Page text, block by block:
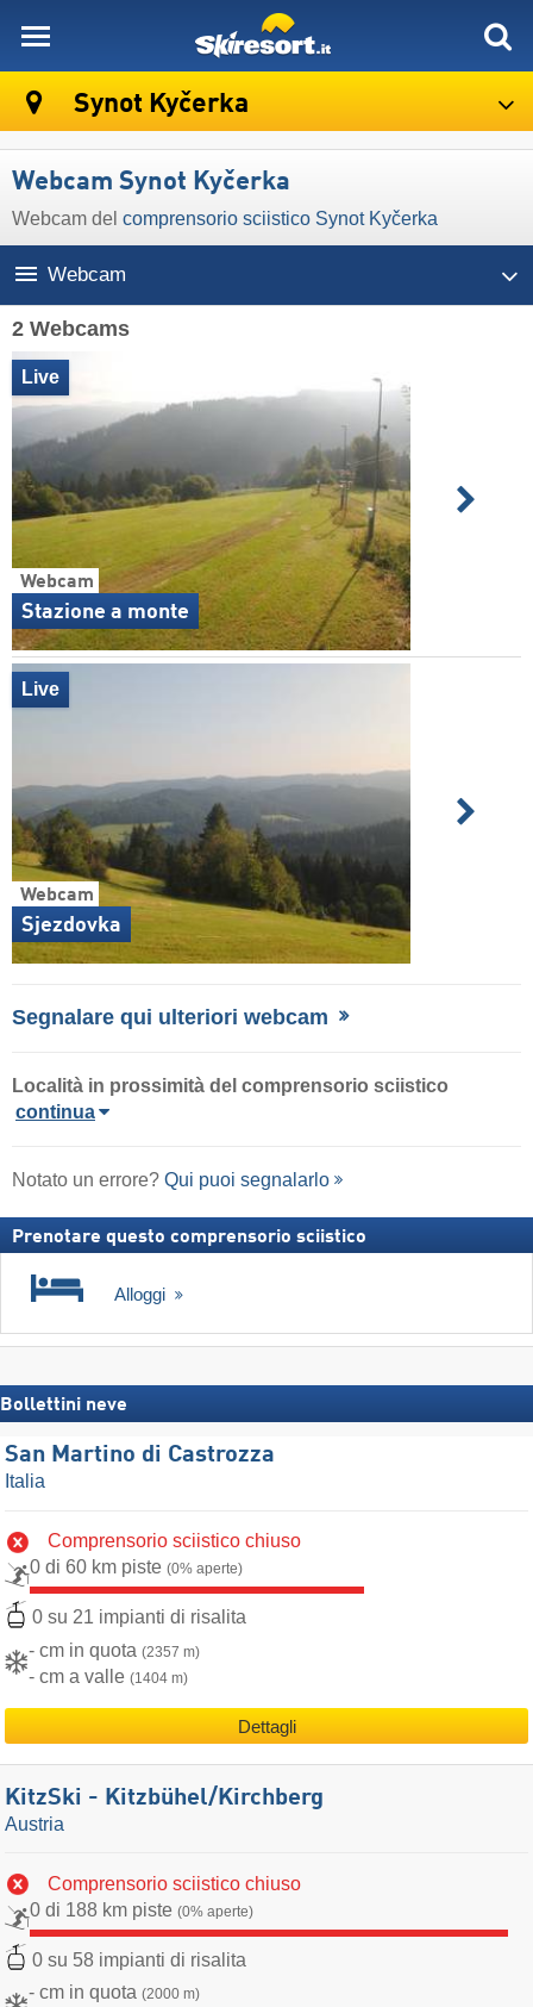
Synot Kyčerka
Webcam Synot Kyčerka
Webcam del comprensorio sciistico Synot Kyčerka
Webcam
2 Webcams
Webcam
Stazione a monte
Live
Webcam
Sjezdovka
Live
Segnalare qui ulteriori webcam
Località in prossimità del comprensorio sciistico
continua
Notato un errore? Qui puoi segnalarlo
Prenotare questo comprensorio sciistico
Alloggi
Bollettini neve
San Martino di Castrozza
Italia
Comprensorio sciistico chiuso
0 di 60 km piste (0% aperte)
0 su 21 impianti di risalita
- cm in quota (2357 m)
- cm a valle (1404 m)
Dettagli
KitzSki - Kitzbühel/​Kirchberg
Austria
Comprensorio sciistico chiuso
0 di 188 km piste (0% aperte)
0 su 58 impianti di risalita
- cm in quota (2000 m)